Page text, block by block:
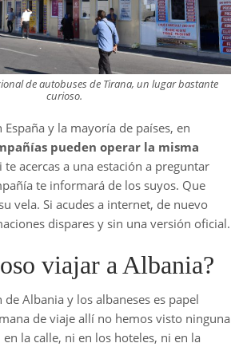
de autobuses de Tirana, un lugar bastante
curioso.
y la mayoría de países, en
pueden operar la misma
te acercas a una estación a preguntar
te informará de los suyos. Que
vela. Si acudes a internet, de nuevo
dispares y sin una versión oficial.
viajar a Albania?
Albania y los albaneses es papel
de viaje allí no hemos visto ninguna
la calle, ni en los hoteles, ni en la